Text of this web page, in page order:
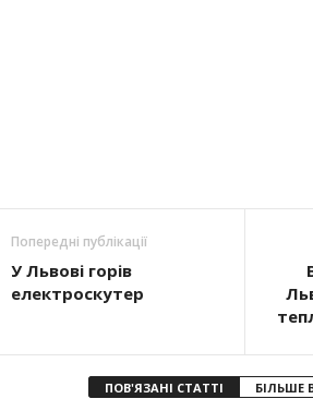
Попередні публікації
У Львові горів
електроскутер
ПОВ'ЯЗАНІ СТАТТІ БІЛЬШЕ